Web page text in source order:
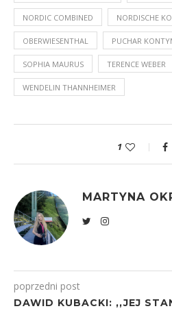
NORDIC COMBINED NORDISCHE
OBERWIESENTHAL PUCHAR
SOPHIA MAURUS TERENCE WEBER
WENDELIN THANNHEIMER
1
MARTYNA
poprzedni post
DAWID KUBACKI: ,,JEJ